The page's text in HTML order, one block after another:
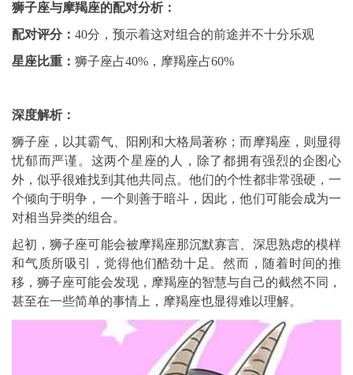
狮子座与摩羯座的配对分析：
配对评分： 40分，预示着这对组合的前途并不十分乐观
星座比重： 狮子座占40%，摩羯座占60%
深度解析：
狮子座，以其霸气、阳刚和大格局著称；而摩羯座，则显得
忧郁而严谨。这两个星座的人，除了都拥有强烈的企图心
外，似乎很难找到其他共同点。他们的个性都非常强硬，一
个倾向于明争，一个则善于暗斗，因此，他们可能会成为一
对相当异类的组合。
起初，狮子座可能会被摩羯座那沉默寡言、深思熟虑的模样
和气质所吸引，觉得他们酷劲十足。然而，随着时间的推
移，狮子座可能会发现，摩羯座的智慧与自己的截然不同，
甚至在一些简单的事情上，摩羯座也显得难以理解。